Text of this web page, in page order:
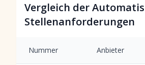
Vergleich der
Stellenanforderungen
Nummer Anbieter